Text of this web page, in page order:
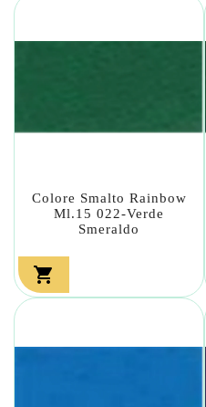
Colore Smalto Rainbow
Ml.15 022-Verde
Smeraldo
